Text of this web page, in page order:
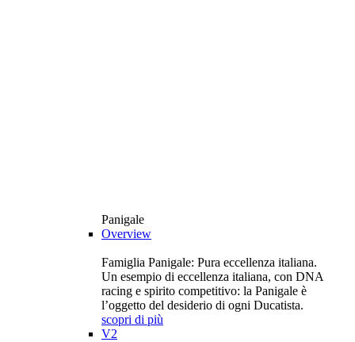
Panigale
Overview
Famiglia Panigale: Pura eccellenza italiana.
Un esempio di eccellenza italiana, con DNA
racing e spirito competitivo: la Panigale è
l’oggetto del desiderio di ogni Ducatista.
scopri di più
V2